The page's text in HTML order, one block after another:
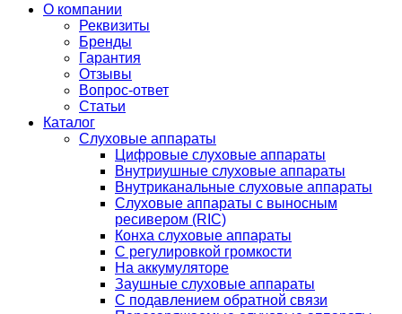
О компании
Реквизиты
Бренды
Гарантия
Отзывы
Вопрос-ответ
Статьи
Каталог
Слуховые аппараты
Цифровые слуховые аппараты
Внутриушные слуховые аппараты
Внутриканальные слуховые аппараты
Слуховые аппараты с выносным
ресивером (RIC)
Конха слуховые аппараты
С регулировкой громкости
На аккумуляторе
Заушные слуховые аппараты
C подавлением обратной связи